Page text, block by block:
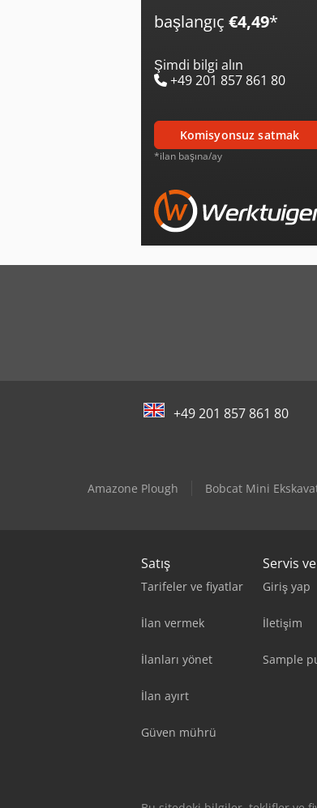
başlangıç €4,49*
Şimdi bilgi alın
+49 201 857 861 80
komisyonsuz satmak
*ilan başına/ay
+49 201 857 861 80
Amazone Plough Bobcat Mini
Satış
Tarifeler ve fiyatlar
İlan vermek
İlanları yönet
İlan ayırt
Güven mührü
Servis
Giriş yap
İletişim
Sample